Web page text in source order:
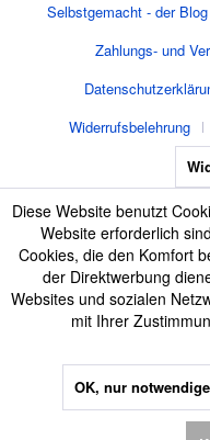
Selbstgemacht - der Blog
Zahlungs- und
Widerrufsbelehrung
Diese Website benutzt
Website erforderlich
Cookies, die den Komfort
der Direktwerbung
Websites und sozialen
mit Ihrer
OK, nur